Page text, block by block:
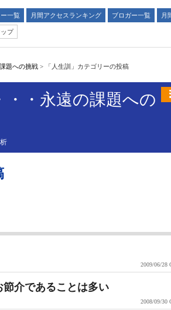
一覧 月間アクセスランキング ブロガー一覧
月
プ
題への挑戦 > 「人生訓」カテゴリーの投稿
・永遠の課題への
2009/06/28
介であることは多い
2008/09/30